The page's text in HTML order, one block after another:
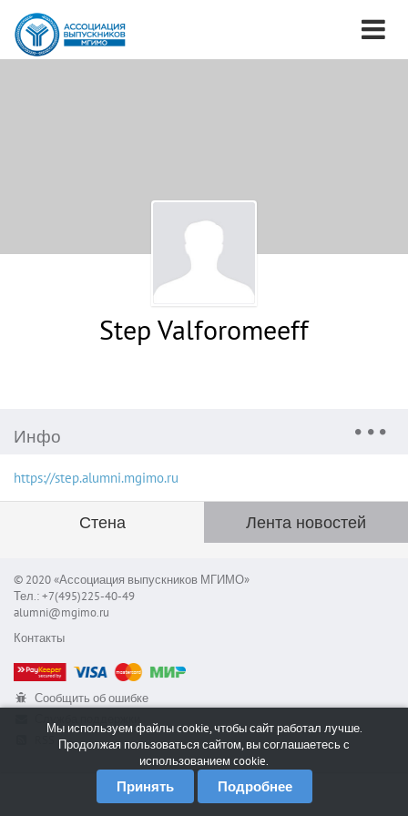
Step Valforomeeff
Инфо
https://step.alumni.mgimo.ru
Стена Лента новостей
© 2020 «Ассоциация выпускников МГИМО»
Тел.: +7(495)225-40-49
alumni@mgimo.ru
Контакты
Сообщить об ошибке
Мы используем файлы cookie, чтобы сайт работал лучше.
Продолжая пользоваться сайтом, вы соглашаетесь с
использованием cookie.
Принять Подробнее